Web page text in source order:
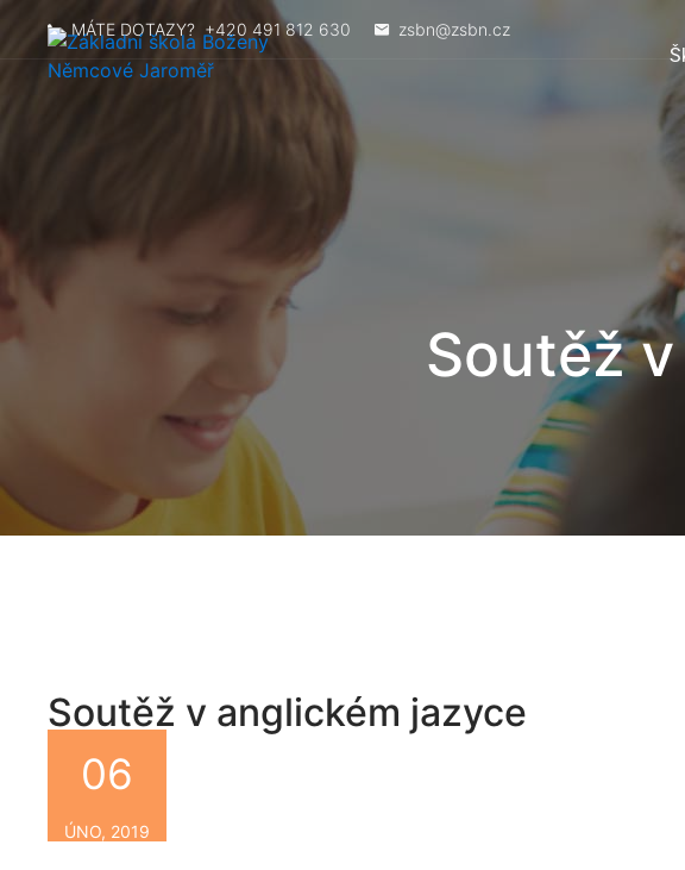
MÁTE DOTAZY? +420 491 812 630 zsbn@zsbn.cz
Soutěž
Soutěž v anglickém jazyce
By
06
ÚNO, 2019